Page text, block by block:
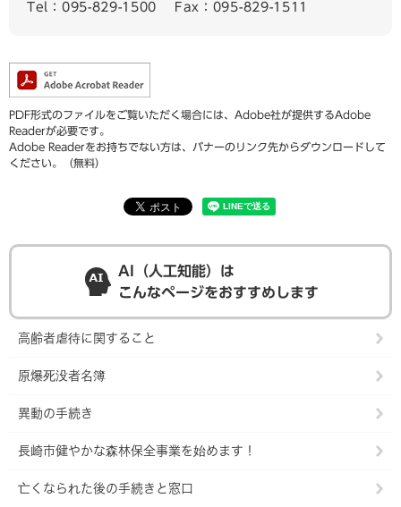
Tel：095-829-1500
Fax：095-829-1511
PDF形式のファイルをご覧いただく場合には、Adobe社が提供するAdobe
Readerが必要です。
Adobe Readerをお持ちでない方は、バナーのリンク先からダウンロードして
ください。（無料）
AI（人工知能）は
こんなページをおすすめします
高齢者虐待に関すること
原爆死没者名簿
異動の手続き
長崎市健やかな森林保全事業を始めます！
亡くなられた後の手続きと窓口